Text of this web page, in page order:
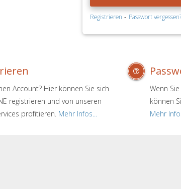
Registrieren - Passwort vergessen?
Account? Hier können Sie sich
registrieren und von unseren
profitieren. Mehr Infos...
Wenn
können
Mehr